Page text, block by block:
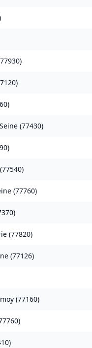
77930)
)
)
(77430)
)
(77540)
(77760)
)
(77820)
(77126)
(77160)
)
)